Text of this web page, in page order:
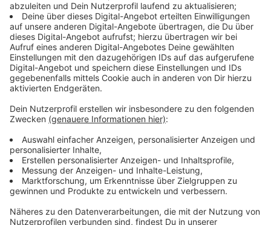
„Ihr solltet dem bloßen ‚Schein‘ nicht einfach trauen.
Denn für entdecktes Falschgeld gibt‘s keinen Ersatz.
Aus Geldautomaten bekommt Ihr immer echte
Banknoten, da alle Scheine geprüft sind. Wenn Ihr
entdecktes Falschgeld weitergebt, macht Ihr Euch
strafbar. Seid Ihr Euch unsicher, wendet Euch an Eure
Sparkasse, Bank oder die Polizei. Falschgeld wird
direkt einbehalten. Es gibt nur eine Bestätigung
darüber, jedoch keinen Ersatz!“
Daher solltet Ihr erhaltenes Bargeld immer direkt kurz
prüfen und das geht ganz einfach ohne besondere
technische Geräte und Aufwand. Es gilt „fühlen, sehen
und kippen“ anhand einfacher Merkmale:
1. Die Griffigkeit echter Banknoten könnt Ihr sofort